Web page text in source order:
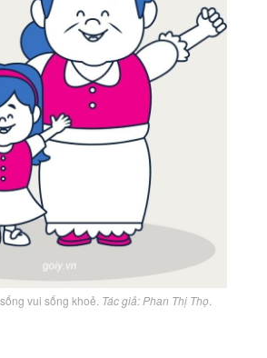
vui sống khoẻ. Tác giả: Phan Thị Thọ.